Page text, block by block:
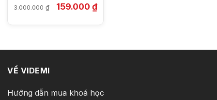
3.000.000₫ Giá
gốc
159.000 ₫Giá
hiện
VỀ VIDEMI
Hướng dẫn mua khoá học